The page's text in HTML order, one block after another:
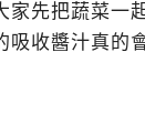
家先把蔬菜一
吸收醬汁真的